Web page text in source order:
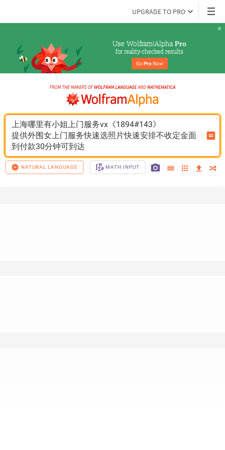
UPGRADE TO PRO
Use Wolfram|Alpha Pro
for reality-checked results
Go Pro Now
上海哪里有小姐上门服务vx《1894#143》
提供外围女上门服务快速选照片快速安排不收定金面
到付款30分钟可到达
NATURAL LANGUAGE MATH INPUT